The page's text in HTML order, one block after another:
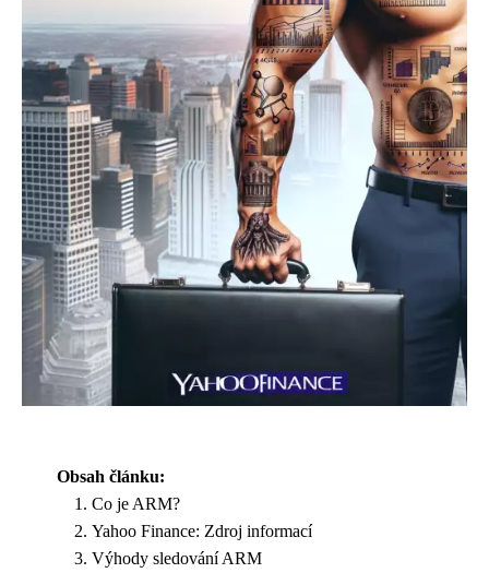
Obsah článku:
Co je ARM?
Yahoo Finance: Zdroj informací
Výhody sledování ARM